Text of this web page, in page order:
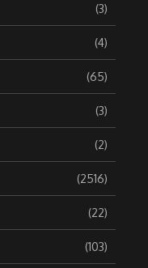
(3)
(4)
(65)
(3)
(2)
(2516)
(22)
(103)